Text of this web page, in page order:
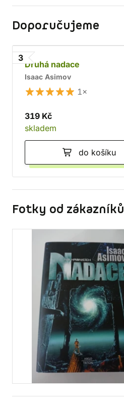
Doporučujeme
3
Druhá nadace
Isaac Asimov
1×
319 Kč
skladem
do košíku
Fotky od zákazníků